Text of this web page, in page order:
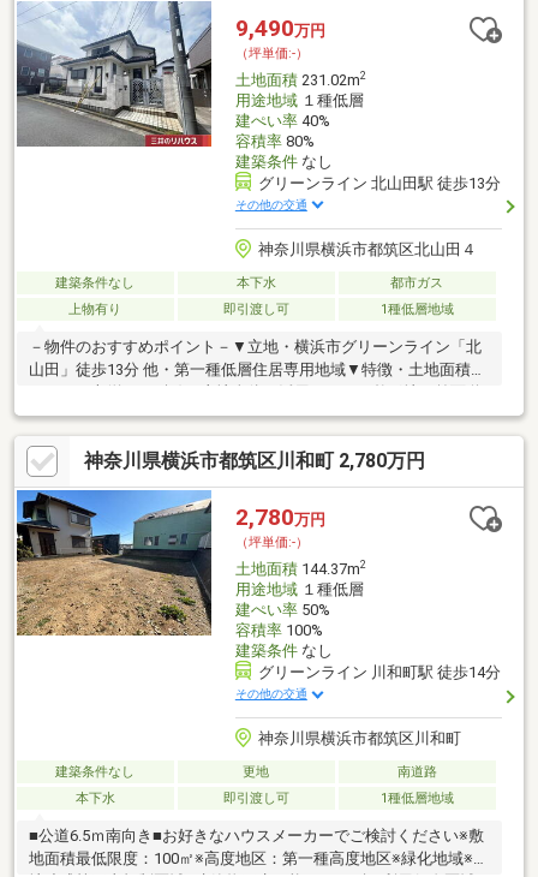
9,490万円
（坪単価:-）
土地面積231.02m2
用途地域１種低層
建ぺい率40%
容積率80%
建築条件なし
グリーンライン 北山田駅 徒歩13分
その他の交通
神奈川県横浜市都筑区北山田４
建築条件なし 本下水
都市ガス
上物有り
即引渡し可 1種低層地域
－物件のおすすめポイント－▼立地・横浜市グリーンライン「北
山田」徒歩13分 他・第一種低層住居専用地域▼特徴・土地面積
路は南東側幅員約6.0mの公道・間口は約15.7mと広く、複数台分
の駐車スペースも検討可能・建ぺい率40%、容積率80%・お好き
な工務店やハウスメーカーで建築可能・現況古家有、詳細はお問
い合わせください▼周辺環境・ヨークフーズ港北店 徒歩4分(約
300m)■ ご希望の住まい探しをお手伝いします ━━━━━・・・
物件の詳細・ご相談はお気軽にお問い合わせください。
神奈川県横浜市都筑区川和町 2,780万円
2,780万円
（坪単価:-）
土地面積144.37m2
用途地域１種低層
建ぺい率50%
容積率100%
建築条件なし
グリーンライン 川和町駅 徒歩14分
その他の交通
神奈川県横浜市都筑区川和町
建築条件なし 更地
南道路
本下水
即引渡し可 1種低層地域
■公道6.5ｍ南向き■お好きなハウスメーカーでご検討ください※敷
地面積最低限度：100㎡※高度地区：第一種高度地区※緑化地域※宅